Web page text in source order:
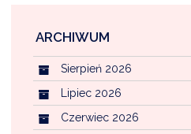
ARCHIWUM
Sierpień 2026
Lipiec 2026
Czerwiec 2026